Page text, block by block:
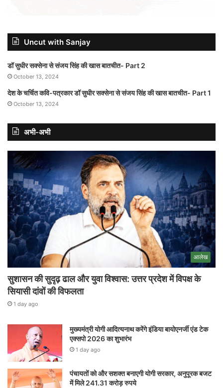
Uncut with Sanjay
डॉ सुधीर सक्सेना से संजय सिंह की खास बातचीत- Part 2
October 13, 2024
देश के चर्चित कवि-पत्रकार डॉ सुधीर सक्सेना से संजय सिंह की खास बातचीत- Part 1
October 13, 2024
अभी-अभी
आलेख
सुशासन की सुदृढ़ ढाल और युवा विश्वास: उत्तर प्रदेश में विपक्ष के
सियासी दांवों की विफलता
1 day ago
मुख्यमंत्री योगी आदित्यनाथ करेंगे इंडिया बायोएनर्जी एंड टेक
एक्सपो 2026 का शुभारंभ
1 day ago
पंचायतों को और सशक्त बनाएगी योगी सरकार, अनुपूरक बजट
में मिले 241.31 करोड़ रुपये